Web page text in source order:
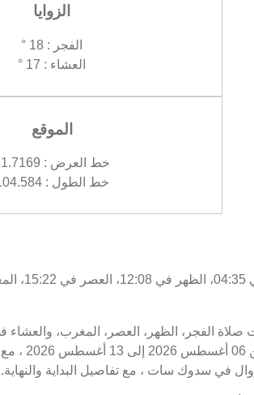
الزوايا
الفجر : 18 °
العشاء : 17 °
الموقع
خط العرض : 11.7169
خط الطول : 104.584
صلاة الفجر، الظهر، العصر، المغرب،
للاطلاع. أوقات
في سدوك سات ، مع تفاصيل البداية والنهاية.